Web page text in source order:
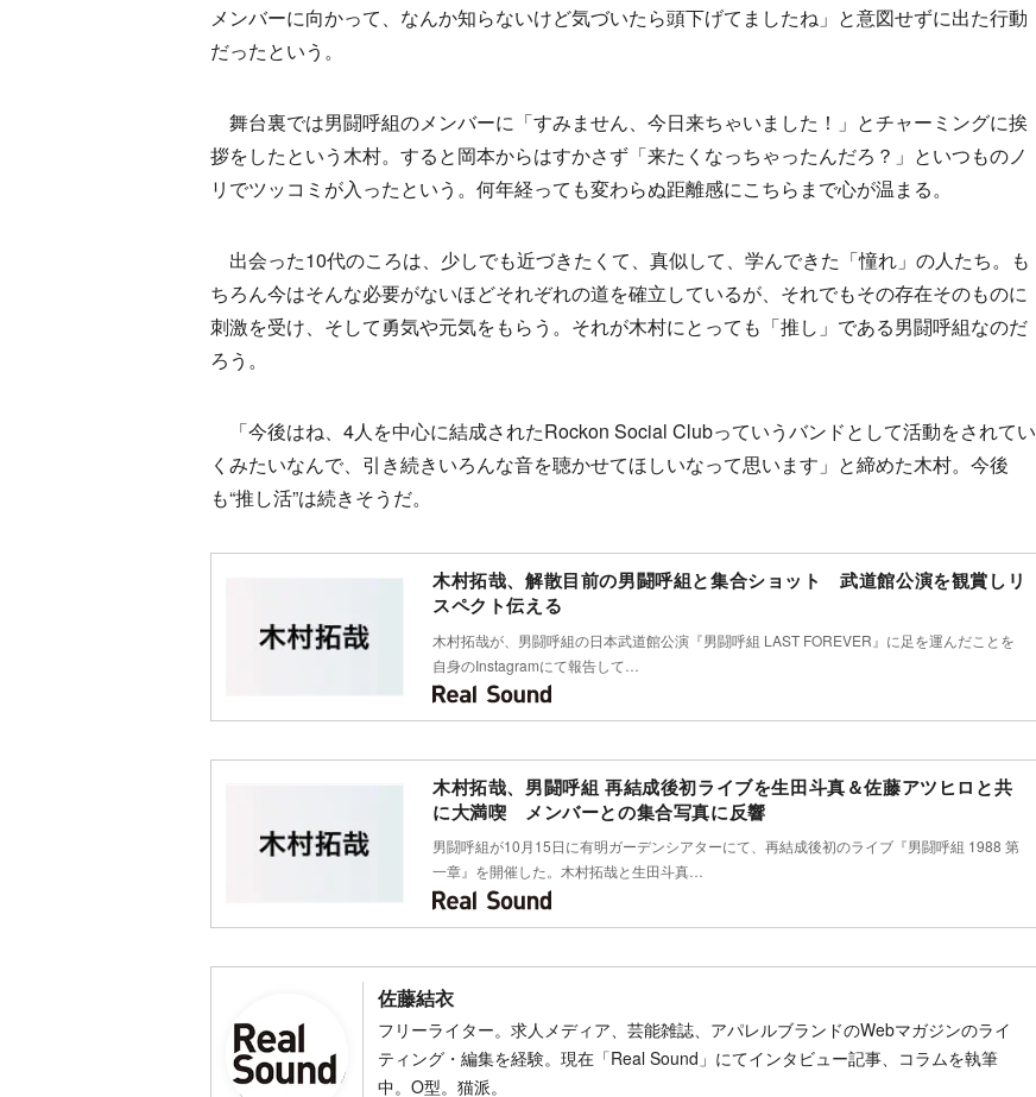
メンバーに向かって、なんか知らないけど気づいたら頭下げてましたね」と意図せずに出た行動
だったという。
舞台裏では男闘呼組のメンバーに「すみません、今日来ちゃいました！」とチャーミングに挨
拶をしたという木村。すると岡本からはすかさず「来たくなっちゃったんだろ？」といつものノ
リでツッコミが入ったという。何年経っても変わらぬ距離感にこちらまで心が温まる。
出会った10代のころは、少しでも近づきたくて、真似して、学んできた「憧れ」の人たち。も
ちろん今はそんな必要がないほどそれぞれの道を確立しているが、それでもその存在そのものに
刺激を受け、そして勇気や元気をもらう。それが木村にとっても「推し」である男闘呼組なのだ
ろう。
「今後はね、4人を中心に結成されたRockon Social Clubっていうバンドとして活動をされてい
くみたいなんで、引き続きいろんな音を聴かせてほしいなって思います」と締めた木村。今後
も“推し活”は続きそうだ。
木村拓哉、解散目前の男闘呼組と集合ショット 武道館公演を観賞しリ
スペクト伝える
木村拓哉が、男闘呼組の日本武道館公演『男闘呼組 LAST FOREVER』に足を運んだことを
自身のInstagramにて報告して…
木村拓哉、男闘呼組 再結成後初ライブを生田斗真＆佐藤アツヒロと共
に大満喫 メンバーとの集合写真に反響
男闘呼組が10月15日に有明ガーデンシアターにて、再結成後初のライブ『男闘呼組 1988 第
一章』を開催した。木村拓哉と生田斗真…
佐藤結衣
フリーライター。求人メディア、芸能雑誌、アパレルブランドのWebマガジンのライ
ティング・編集を経験。現在「Real Sound」にてインタビュー記事、コラムを執筆
中。O型。猫派。